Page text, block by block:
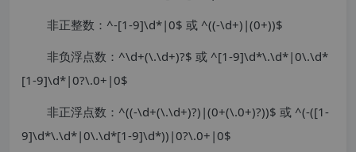
非正整数：^-[1-9]\d*|0$ 或 ^((-\d+)|(0+))$
非负浮点数：^\d+(\.\d+)?$ 或 ^[1-9]\d*\.\d*|0\.\d*
[1-9]\d*|0?\.0+|0$
非正浮点数：^((-\d+(\.\d+)?)|(0+(\.0+)?))$ 或 ^(-([1-
9]\d*\.\d*|0\.\d*[1-9]\d*))|0?\.0+|0$